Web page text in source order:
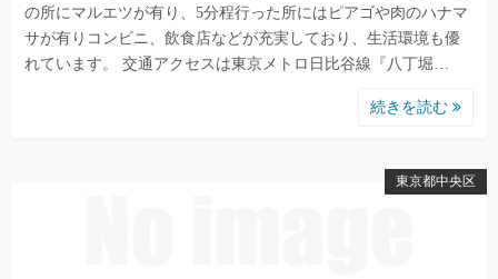
の所にマルエツが有り、5分程行った所にはピアゴや肉のハナマ
サが有りコンビニ、飲食店などが充実しており、生活環境も優
れています。 交通アクセスは東京メトロ日比谷線『八丁堀…
続きを読む
東京都中央区